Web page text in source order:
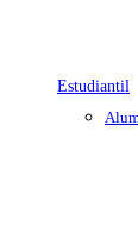
Estudiantil